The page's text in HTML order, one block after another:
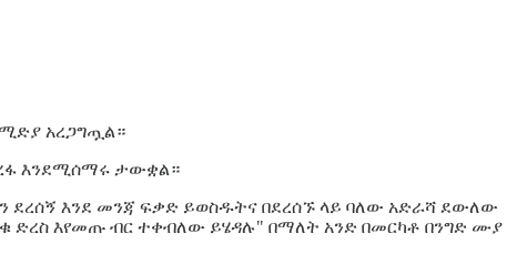
አረጋግጧል።
እንደሚሰማሩ ታውቋል።
እንደ መንጃ ፍቃድ ይወስዱትና በደረሰኙ ላይ ባለው አድራሻ ደውለው
ድረስ እየመጡ ብር ተቀብለው ይሄዳሉ" በማለት አንድ በመርካቶ በንግድ ሙያ